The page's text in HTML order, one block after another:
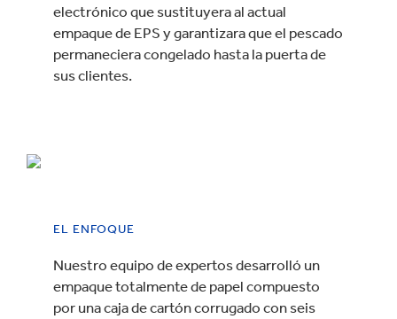
electrónico que sustituyera al actual
empaque de EPS y garantizara que el pescado
permaneciera congelado hasta la puerta de
sus clientes.
EL ENFOQUE
Nuestro equipo de expertos desarrolló un
empaque totalmente de papel compuesto
por una caja de cartón corrugado con seis